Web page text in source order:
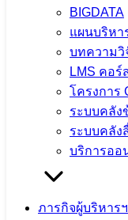
BIGDATA
แผนบริห
บทความวิ
LMS คอร์
โครงการ
ระบบคลัง
ระบบคลัง
บริการออ
ภารกิจผู้บริหารฯ
กลุ่มอำนวยกา
30 มิถุนายน 2023
จำนวนผู้ชม: 2,207